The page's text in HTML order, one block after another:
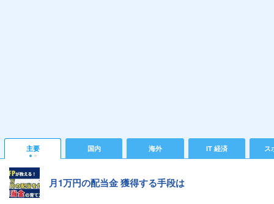
主要 国内 海外 IT 経済 ス
月1万円の配当金 獲得する手段は